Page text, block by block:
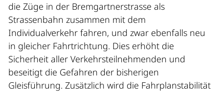
die Züge in der Bremgartnerstrasse als
Strassenbahn zusammen mit dem
Individualverkehr fahren, und zwar ebenfalls neu
in gleicher Fahrtrichtung. Dies erhöht die
Sicherheit aller Verkehrsteilnehmenden und
beseitigt die Gefahren der bisherigen
Gleisführung. Zusätzlich wird die Fahrplanstabilität